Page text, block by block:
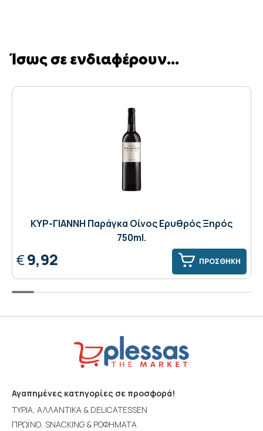
Ίσως σε ενδιαφέρουν...
ΚΥΡ-ΓΙΑΝΝΗ Παράγκα Οίνος Ερυθρός Ξηρός
750ml.
€9,92 ΠΡΟΣΘΗΚΗ
Αγαπημένες κατηγορίες σε προσφορά!
ΤΥΡΙΑ, ΑΛΛΑΝΤΙΚΑ & DELICATESSEN
ΠΡΩΪΝΟ, SNACKING & ΡΟΦΗΜΑΤΑ